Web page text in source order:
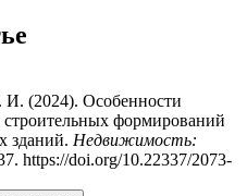
(2024). Особенности
формирований
зданий. Недвижимость:
https://doi.org/10.22337/2073-